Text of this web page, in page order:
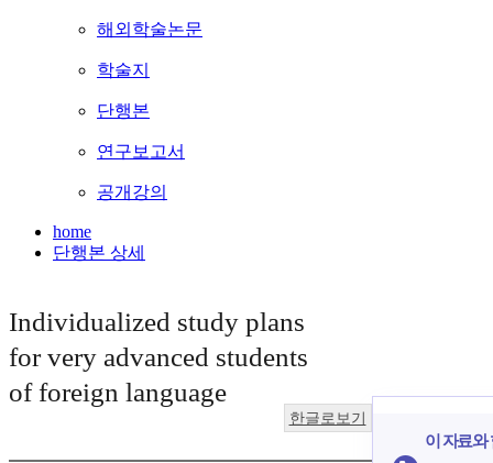
해외학술논문
학술지
단행본
연구보고서
공개강의
home
단행본 상세
Individualized study plans
for very advanced students
of foreign language
한글로보기
이 자료와